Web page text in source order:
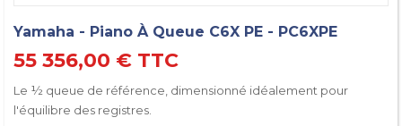
Yamaha - Piano À Queue C6X PE - PC6XPE
55 356,00 € TTC
Le ½ queue de référence, dimensionné idéalement pour
l'équilibre des registres.